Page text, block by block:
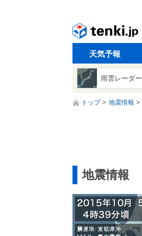
天気予報
雨雲レーダー
トップ 地震情報
地震情報